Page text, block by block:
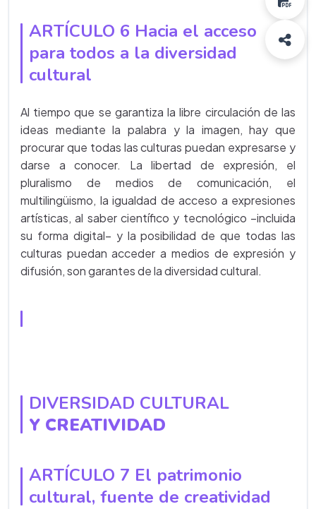
ARTÍCULO 6 Hacia el acceso
para todos a la diversidad
cultural
Al tiempo que se garantiza la libre circulación de las
ideas mediante la palabra y la imagen, hay que
procurar que todas las culturas puedan expresarse y
darse a conocer. La libertad de expresión, el
pluralismo de medios de comunicación, el
multilingüismo, la igualdad de acceso a expresiones
artísticas, al saber científico y tecnológico –incluida
su forma digital– y la posibilidad de que todas las
culturas puedan acceder a medios de expresión y
difusión, son garantes de la diversidad cultural.
DIVERSIDAD CULTURAL
Y CREATIVIDAD
ARTÍCULO 7 El patrimonio
cultural, fuente de creatividad